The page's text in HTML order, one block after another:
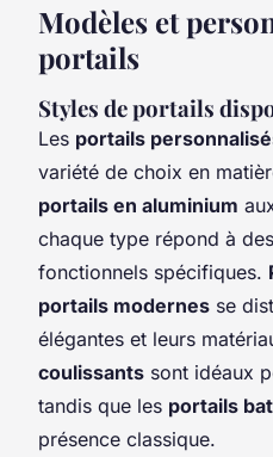
Modèles et
portails
Styles de portails
Les portails
variété de choix en
portails en aluminium
chaque type répond à
fonctionnels spécifiques.
portails modernes se
élégantes et leurs
coulissants sont idéaux
tandis que les portails
présence classique.